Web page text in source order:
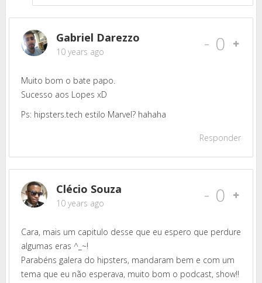
Gabriel Darezzo
10 years ago - 0
Muito bom o bate papo.
Sucesso aos Lopes xD
Ps: hipsters.tech estilo Marvel? hahaha
Responder
Clécio Souza
10 years ago - 0
Cara, mais um capitulo desse que eu espero que perdure
algumas eras ^_~!
Parabéns galera do hipsters, mandaram bem e com um
tema que eu não esperava, muito bom o podcast, show!!